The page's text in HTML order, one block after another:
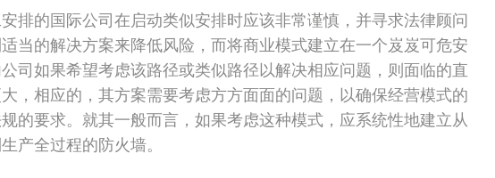
排的国际公司在启动类似安排时应该非常谨慎，并寻求法律顾问
当的解决方案来降低风险，而将商业模式建立在一个岌岌可危安
司如果希望考虑该路径或类似路径以解决相应问题，则面临的直
，相应的，其方案需要考虑方方面面的问题，以确保经营模式的
的要求。就其一般而言，如果考虑这种模式，应系统性地建立从
产全过程的防火墙。